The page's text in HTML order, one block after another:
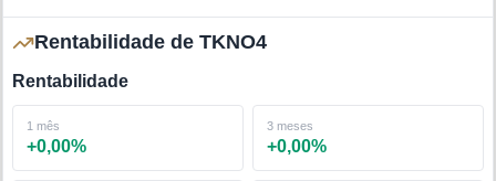
Rentabilidade de TKNO4
Rentabilidade
1 mês
+0,00%
3 meses
+0,00%